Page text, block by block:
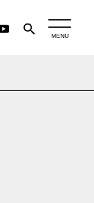
MENU